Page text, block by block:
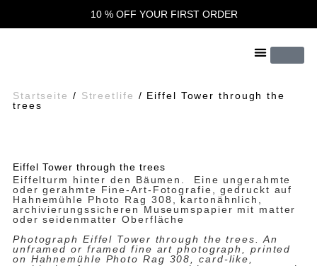
10 % OFF YOUR FIRST ORDER
Startseite / Streetlife / Eiffel Tower through the
trees
Eiffel Tower through the trees
Eiffelturm hinter den Bäumen. Eine ungerahmte
oder gerahmte Fine-Art-Fotografie, gedruckt auf
Hahnemühle Photo Rag 308, kartonähnlich,
archivierungssicheren Museumspapier mit matter
oder seidenmatter Oberfläche
Photograph Eiffel Tower through the trees. An
unframed or framed fine art photograph, printed
on Hahnemühle Photo Rag 308, card-like,